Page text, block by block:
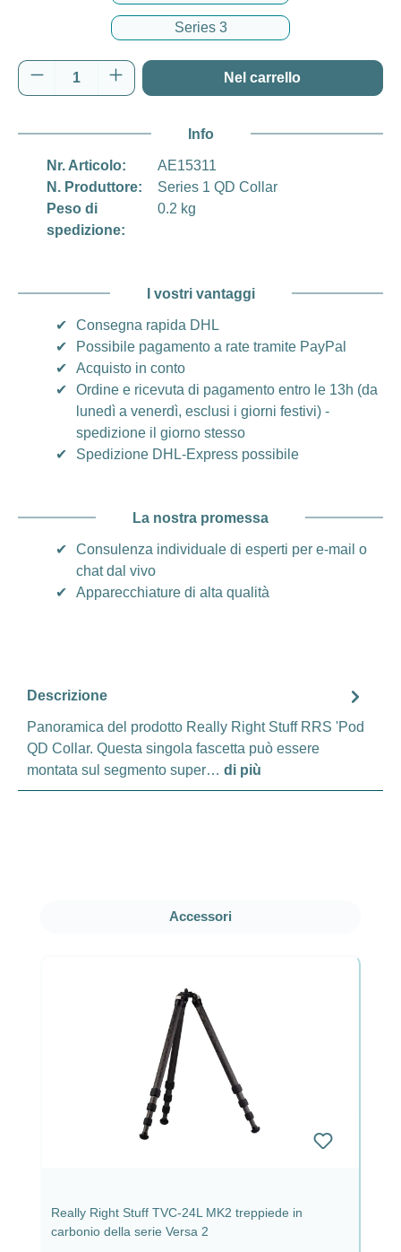
Series 3
Quantità del prodotto: inserisci la quantità
Nel carrello
Info
Nr. Articolo:
AE15311
N. Produttore:
Series 1 QD Collar
Peso di
spedizione:
0.2 kg
I vostri vantaggi
✔
Consegna rapida DHL
✔
Possibile pagamento a rate tramite PayPal
✔
Acquisto in conto
✔
Ordine e ricevuta di pagamento entro le 13h (da
lunedì a venerdì, esclusi i giorni festivi) -
spedizione il giorno stesso
✔
Spedizione DHL-Express possibile
La nostra promessa
✔
Consulenza individuale di esperti per e-mail o
chat dal vivo
✔
Apparecchiature di alta qualità
Descrizione
Panoramica del prodotto Really Right Stuff RRS 'Pod
QD Collar. Questa singola fascetta può essere
montata sul segmento super… di più
Salta la galleria dei prodotti
Accessori
Really Right Stuff TVC-24L MK2 treppiede in
carbonio della serie Versa 2